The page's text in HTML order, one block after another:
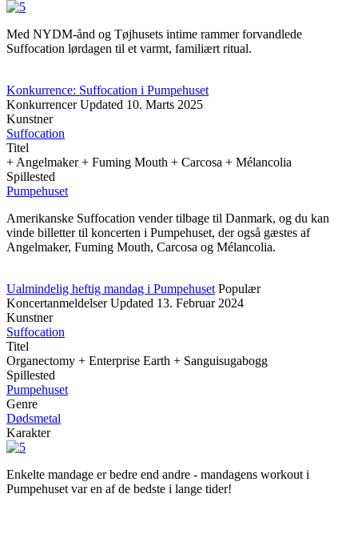
Med NYDM-ånd og Tøjhusets intime rammer forvandlede
Suffocation lørdagen til et varmt, familiært ritual.
Konkurrence: Suffocation i Pumpehuset
Konkurrencer Updated 10. Marts 2025
Kunstner
Suffocation
Titel
+ Angelmaker + Fuming Mouth + Carcosa + Mélancolia
Spillested
Pumpehuset
Amerikanske Suffocation vender tilbage til Danmark, og du kan
vinde billetter til koncerten i Pumpehuset, der også gæstes af
Angelmaker, Fuming Mouth, Carcosa og Mélancolia.
Ualmindelig heftig mandag i Pumpehuset Populær
Koncertanmeldelser Updated 13. Februar 2024
Kunstner
Suffocation
Titel
Organectomy + Enterprise Earth + Sanguisugabogg
Spillested
Pumpehuset
Genre
Dødsmetal
Karakter
Enkelte mandage er bedre end andre - mandagens workout i
Pumpehuset var en af de bedste i lange tider!